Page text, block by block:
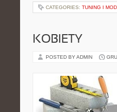
CATEGORIES: TUNING I
KOBIETY
POSTED BY ADMIN